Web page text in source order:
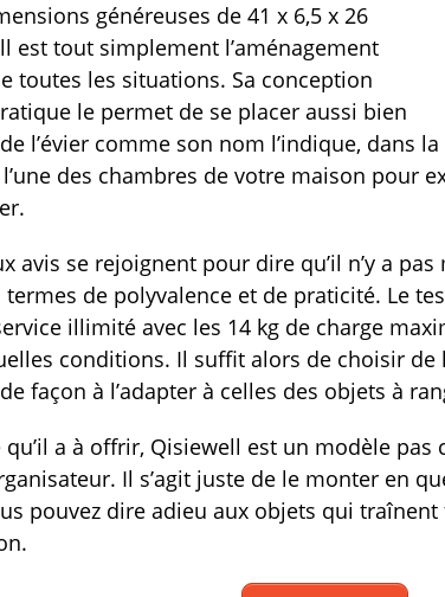
généreuses de 41 x 6,5 x 26
est tout simplement l’aménagement
toutes les situations. Sa conception
le permet de se placer aussi bien
l’évier comme son nom l’indique, dans
des chambres de votre maison pour
avis se rejoignent pour dire qu’il n’y a
de polyvalence et de praticité. Le
illimité avec les 14 kg de charge
conditions. Il suffit alors de choisir
façon à l’adapter à celles des objets à
a à offrir, Qisiewell est un modèle
Il s’agit juste de le monter en
pouvez dire adieu aux objets qui